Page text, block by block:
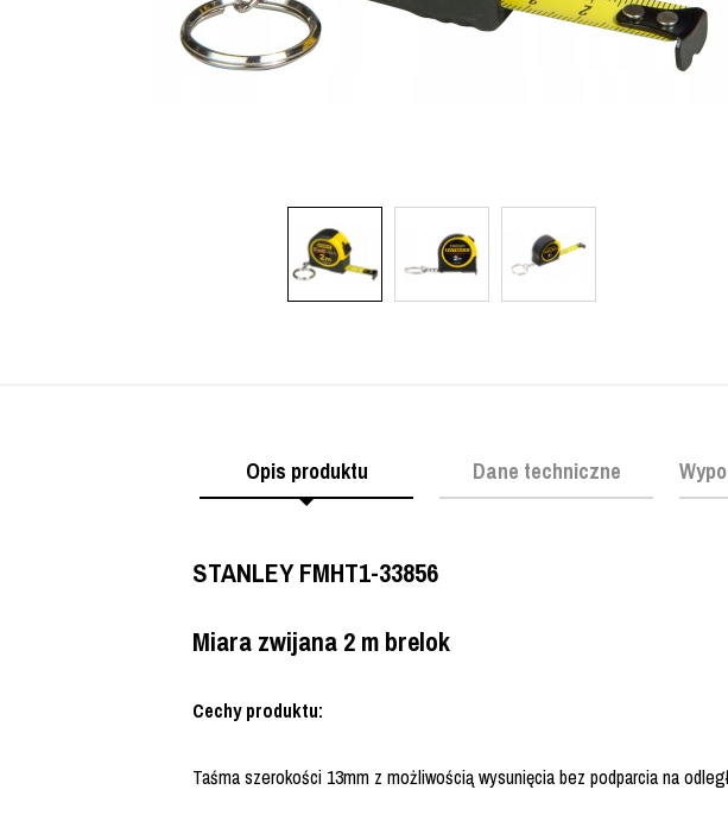
Opis produktu Dane techniczne
STANLEY FMHT1-33856
Miara zwijana 2 m brelok
Cechy produktu:
Taśma szerokości 13mm z możliwością wysunięcia bez podparcia na